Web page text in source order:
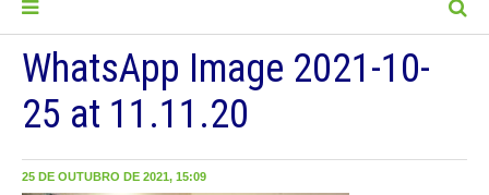
WhatsApp Image 2021-10-
25 at 11.11.20
25 DE OUTUBRO DE 2021, 15:09